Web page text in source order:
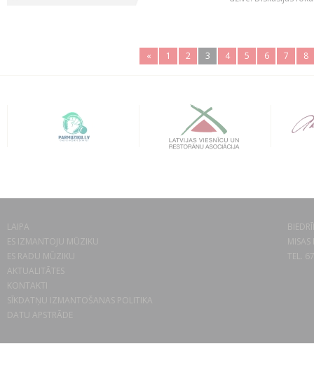
« 1 2 3 4 5 6 7 8
LAIPA
ES IZMANTOJU MŪZIKU
ES RADU MŪZIKU
AKTUALITĀTES
KONTAKTI
SĪKDATŅU IZMANTOŠANAS POLITIKA
DATU APSTRĀDE
TEL.